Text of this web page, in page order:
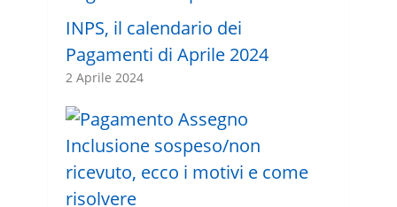
INPS, il calendario dei
Pagamenti di Aprile 2024
2 Aprile 2024